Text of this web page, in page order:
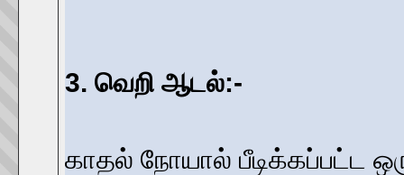
3. வெறி ஆடல்:-
காதல் நோயால் பீடிக்கப்பட்ட